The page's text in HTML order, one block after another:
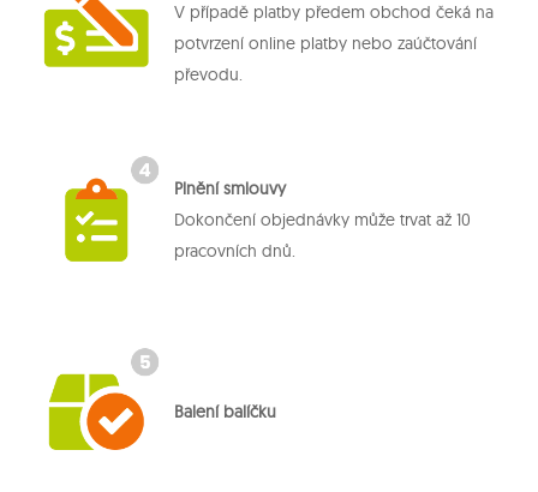
V případě platby předem obchod čeká na
potvrzení online platby nebo zaúčtování
převodu.
Plnění smlouvy
Dokončení objednávky může trvat až 10
pracovních dnů.
Balení balíčku